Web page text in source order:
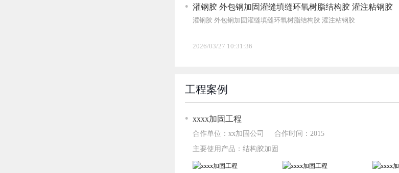
灌钢胶 外包钢加固灌缝填缝环氧树脂结构胶 灌注粘钢胶
灌钢胶 外包钢加固灌缝填缝环氧树脂结构胶 灌注粘钢胶
2026/03/27 10:31:36
工程案例
xxxx加固工程
合作单位：xx加固公司
合作时间：2015
主要使用产品：结构胶加固